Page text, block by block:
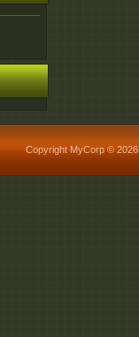
Copyright MyCorp © 2026